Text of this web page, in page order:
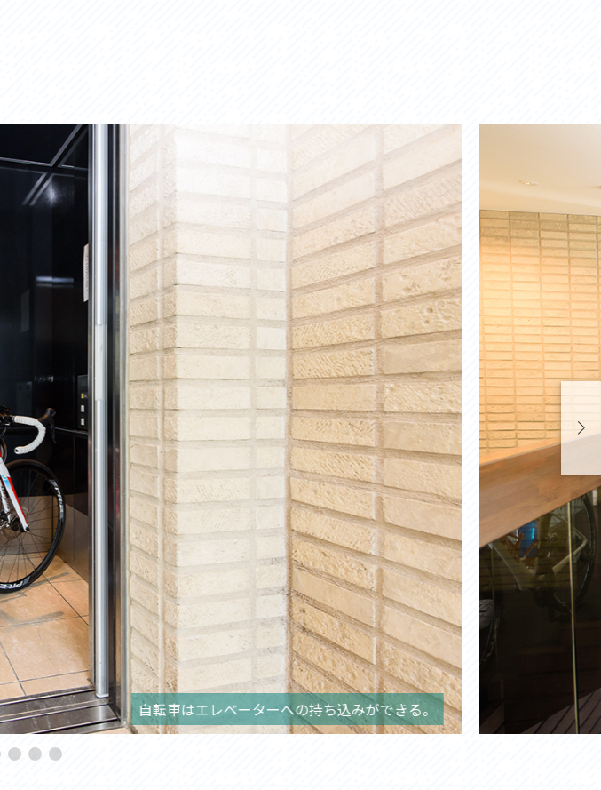
ライドプラン
サイクリストにやさしい宿
レンタサイクル
サイクルサポートステーション
大洗・ひたち海浜シーサイドルート利活用
推進協議会
安心して自転車を押して歩ける広々とした廊下